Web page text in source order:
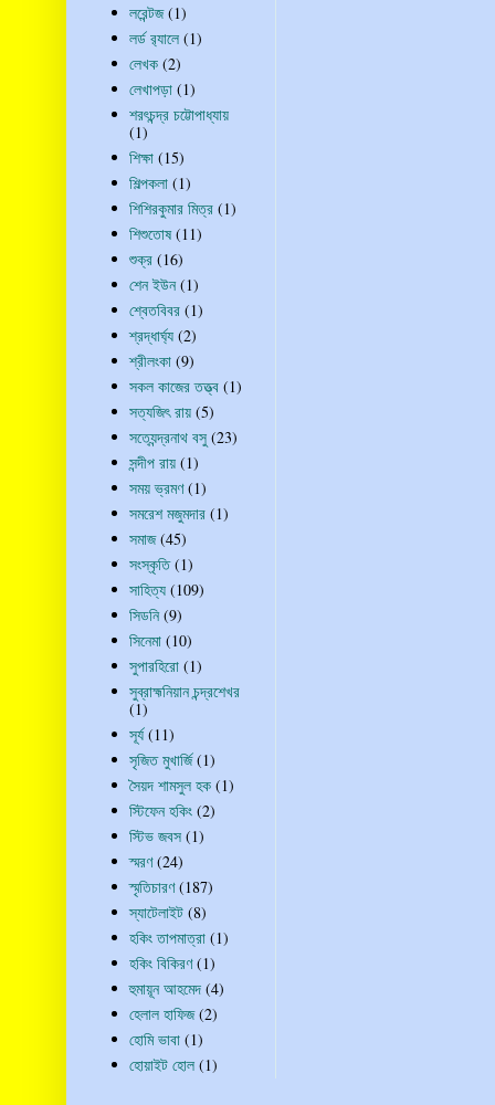
লরেন্টজ (1)
লর্ড র‍্যালে (1)
লেখক (2)
লেখাপড়া (1)
শরৎচন্দ্র চট্টোপাধ্যায়
(1)
শিক্ষা (15)
শিল্পকলা (1)
শিশিরকুমার মিত্র (1)
শিশুতোষ (11)
শুক্র (16)
শেন ইউন (1)
শ্বেতবিবর (1)
শ্রদ্ধার্ঘ্য (2)
শ্রীলংকা (9)
সকল কাজের তত্ত্ব (1)
সত্যজিৎ রায় (5)
সত্যেন্দ্রনাথ বসু (23)
সন্দীপ রায় (1)
সময় ভ্রমণ (1)
সমরেশ মজুমদার (1)
সমাজ (45)
সংস্কৃতি (1)
সাহিত্য (109)
সিডনি (9)
সিনেমা (10)
সুপারহিরো (1)
সুব্রাহ্মনিয়ান চন্দ্রশেখর
(1)
সূর্য (11)
সৃজিত মুখার্জি (1)
সৈয়দ শামসুল হক (1)
স্টিফেন হকিং (2)
স্টিভ জবস (1)
স্মরণ (24)
স্মৃতিচারণ (187)
স্যাটেলাইট (8)
হকিং তাপমাত্রা (1)
হকিং বিকিরণ (1)
হুমায়ূন আহমেদ (4)
হেলাল হাফিজ (2)
হোমি ভাবা (1)
হোয়াইট হোল (1)